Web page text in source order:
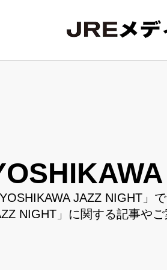
JAZZ NIGHT」
NIGHT」に関する記事や